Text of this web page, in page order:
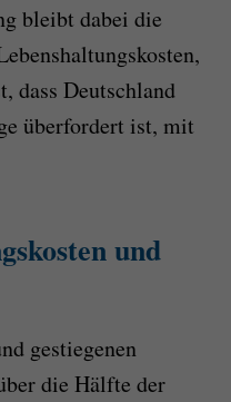
bleibt dabei die
dass Deutschland
überfordert ist, mit
und
gestiegenen
die Hälfte der